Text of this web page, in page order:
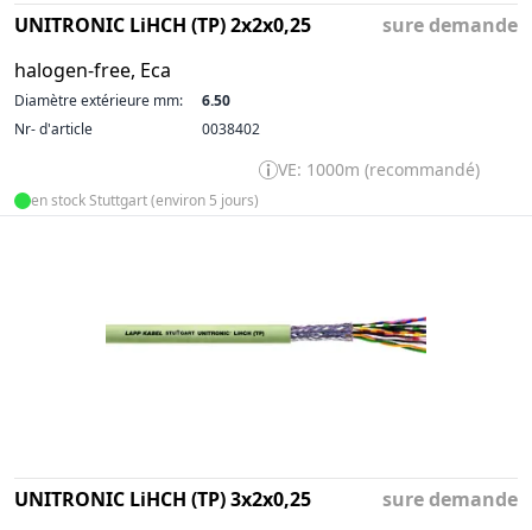
UNITRONIC LiHCH (TP) 2x2x0,25
halogen-free, Eca
sure demande
Diamètre extérieure mm:
6.50
Nr- d'article
0038402
VE: 1000m (recommandé)
en stock Stuttgart (environ 5 jours)
UNITRONIC LiHCH (TP) 3x2x0,25
sure demande